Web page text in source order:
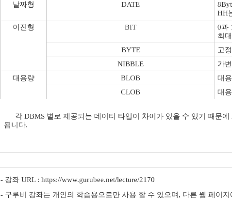
날짜형
DATE
HH
이진형
BIT
0과
최
BYTE
고
NIBBLE
가
대용량
BLOB
대
CLOB
대
각 DBMS 별로 제공되는 데이터 타입이 차이가 있을 수 있기 때문
됩니다.
- 강좌 URL : https://www.gurubee.net/lecture/2170
- 구루비 강좌는 개인의 학습용으로만 사용 할 수 있으며, 다른 웹 페이